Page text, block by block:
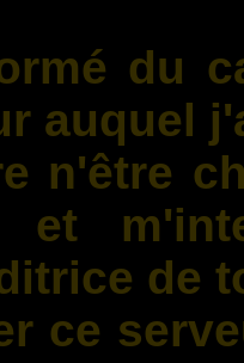
du
auquel
n'être
et
de
ce